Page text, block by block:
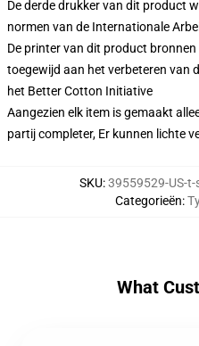
De derde drukker van dit product
normen van de Internationale
De printer van dit product
toegewijd aan het verbeteren van
het Better Cotton Initiative
Aangezien elk item is gemaakt
partij completer, Er kunnen lichte
SKU:39559529-US-t-
Categorieën:
What